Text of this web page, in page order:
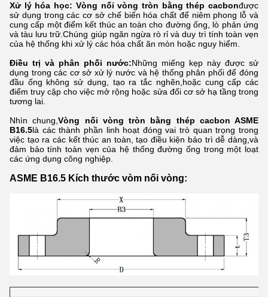
Xử lý hóa học: Vòng nối vòng tròn bằng thép cacbonđược
sử dụng trong các cơ sở chế biến hóa chất để niêm phong lỗ và
cung cấp một điểm kết thúc an toàn cho đường ống, lò phản ứng
và tàu lưu trữ.Chúng giúp ngăn ngừa rò rỉ và duy trì tính toàn vẹn
của hệ thống khi xử lý các hóa chất ăn mòn hoặc nguy hiểm.
Điều trị và phân phối nước:Những miếng kẹp này được sử
dụng trong các cơ sở xử lý nước và hệ thống phân phối để đóng
đầu ống không sử dụng, tạo ra tắc nghẽn,hoặc cung cấp các
điểm truy cập cho việc mở rộng hoặc sửa đổi cơ sở hạ tầng trong
tương lai.
Nhìn chung,Vòng nối vòng tròn bằng thép cacbon ASME
B16.5là các thành phần linh hoạt đóng vai trò quan trọng trong
việc tạo ra các kết thúc an toàn, tạo điều kiện bảo trì dễ dàng,và
đảm bảo tính toàn vẹn của hệ thống đường ống trong một loạt
các ứng dụng công nghiệp.
ASME B16.5 Kích thước vòm nối vòng: